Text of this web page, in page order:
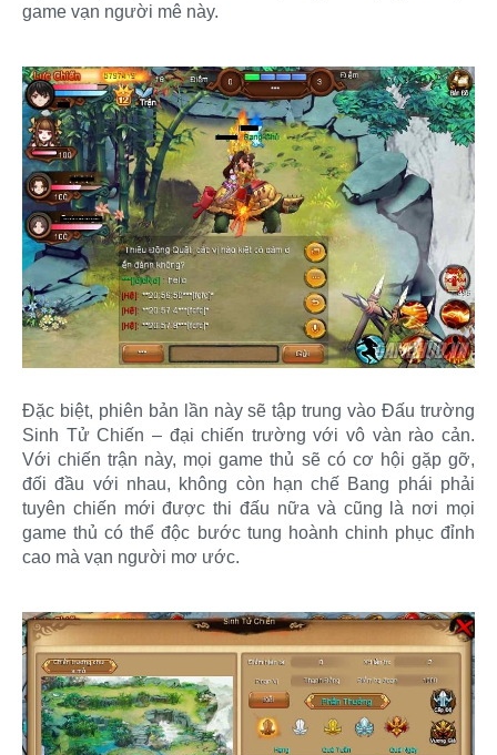
game vạn người mê này.
Đặc biệt, phiên bản lần này sẽ tập trung vào Đấu trường
Sinh Tử Chiến – đại chiến trường với vô vàn rào cản.
Với chiến trận này, mọi game thủ sẽ có cơ hội gặp gỡ,
đối đầu với nhau, không còn hạn chế Bang phái phải
tuyên chiến mới được thi đấu nữa và cũng là nơi mọi
game thủ có thể độc bước tung hoành chinh phục đỉnh
cao mà vạn người mơ ước.